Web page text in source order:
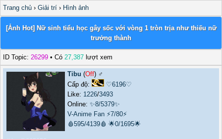
Trang chủ › Giải trí › Hình ảnh
[Ảnh Hot] Nữ sinh tiểu học gây sốc với vòng 1 tròn trịa như thiếu nữ
trưởng thành
ID Topic: 26299 • Có 27,387 lượt xem
Tibu (Off) ♂️
Cấp độ:
♡6196♡
Like: 1226/3493
Online: ✨8/5379✨
V-Anime Fan ⚡7/80⚡
🩸595/4139🩸 🌟0/1695🌟